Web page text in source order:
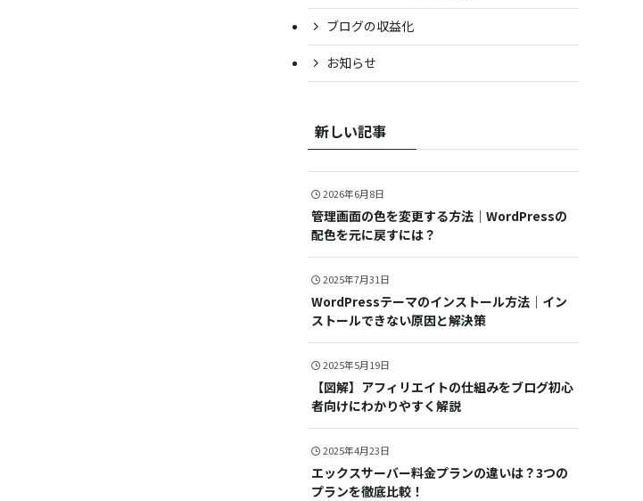
ブログの収益化
お知らせ
新しい記事
2026年6月8日
管理画面の色を変更する方法｜WordPressの
配色を元に戻すには？
2025年7月31日
WordPressテーマのインストール方法｜イン
ストールできない原因と解決策
2025年5月19日
【図解】アフィリエイトの仕組みをブログ初心
者向けにわかりやすく解説
2025年4月23日
エックスサーバー料金プランの違いは？3つの
プランを徹底比較！